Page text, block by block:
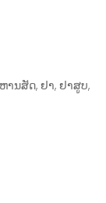
ານສັດ, ຢາ, ຢາສູບ,